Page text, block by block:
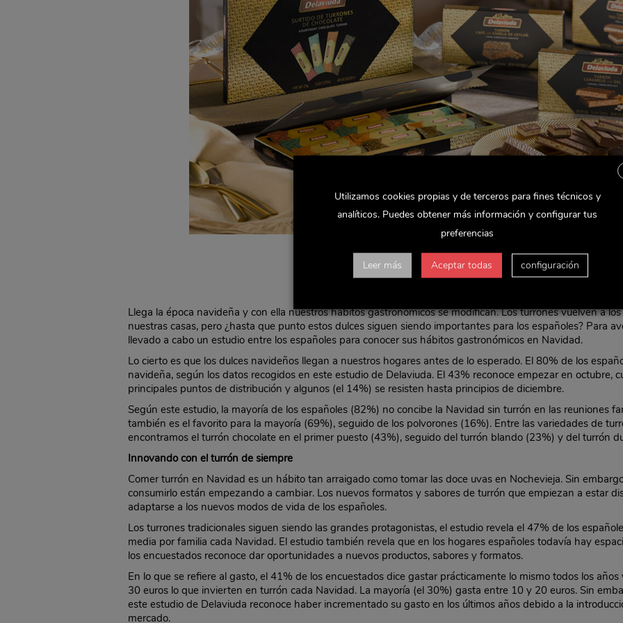
Llega la época navideña y con ella nuestros hábitos gastronómicos se modifican. Los turrones vuelven a
nuestras casas, pero ¿hasta que punto estos dulces siguen siendo importantes para los españoles? Para
llevado a cabo un estudio entre los españoles para conocer sus hábitos gastronómicos en Navidad.
Lo cierto es que los dulces navideños llegan a nuestros hogares antes de lo esperado. El 80% de los
navideña, según los datos recogidos en este estudio de Delaviuda. El 43% reconoce empezar en octubre,
principales puntos de distribución y algunos (el 14%) se resisten hasta principios de diciembre.
Según este estudio, la mayoría de los españoles (82%) no concibe la Navidad sin turrón en las reuniones
también es el favorito para la mayoría (69%), seguido de los polvorones (16%). Entre las variedades de
encontramos el turrón chocolate en el primer puesto (43%), seguido del turrón blando (23%) y del turrón
Innovando con el turrón de siempre
Comer turrón en Navidad es un hábito tan arraigado como tomar las doce uvas en Nochevieja. Sin
consumirlo están empezando a cambiar. Los nuevos formatos y sabores de turrón que empiezan a estar
adaptarse a los nuevos modos de vida de los españoles.
Los turrones tradicionales siguen siendo las grandes protagonistas, el estudio revela el 47% de los
media por familia cada Navidad. El estudio también revela que en los hogares españoles todavía hay
los encuestados reconoce dar oportunidades a nuevos productos, sabores y formatos.
En lo que se refiere al gasto, el 41% de los encuestados dice gastar prácticamente lo mismo todos los
30 euros lo que invierten en turrón cada Navidad. La mayoría (el 30%) gasta entre 10 y 20 euros. Sin
este estudio de Delaviuda reconoce haber incrementado su gasto en los últimos años debido a la
mercado.
Utilizamos cookies propias y de terceros para fines técnicos y
analíticos. Puedes obtener más información y configurar tus
preferencias
Leer más Aceptar todas configuración